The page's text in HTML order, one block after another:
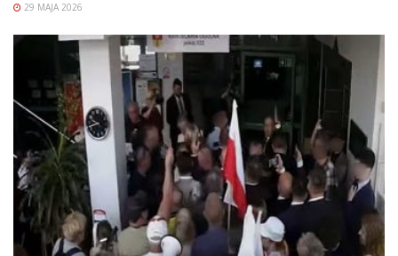
29 MAJA 2026